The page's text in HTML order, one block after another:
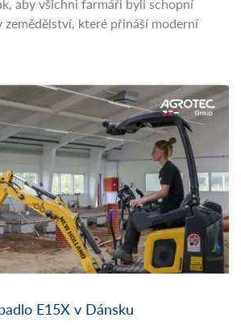
zemědělství, které přináší moderní
E15X v Dánsku